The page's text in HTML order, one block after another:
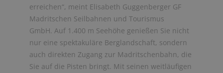
erreichen“, meint Elisabeth Guggenberger GF
Madritschen Seilbahnen und Tourismus
GmbH. Auf 1.400 m Seehöhe genießen Sie nicht
nur eine spektakuläre Berglandschaft, sondern
auch direkten Zugang zur Madritschenbahn, die
Sie auf die Pisten bringt. Mit seinen weitläufigen